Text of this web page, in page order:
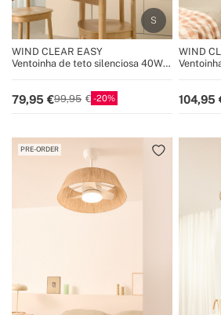
WIND CLEAR EASY
Ventoinha de teto silenciosa 40W
79,95 99,95 20
WIND
104,95
PRE-ORDER